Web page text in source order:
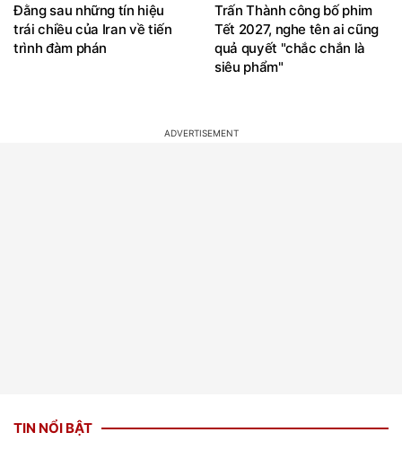
Đằng sau những tín hiệu
trái chiều của Iran về tiến
trình đàm phán
Trấn Thành công bố phim
Tết 2027, nghe tên ai cũng
quả quyết "chắc chắn là
siêu phẩm"
TIN NỔI BẬT